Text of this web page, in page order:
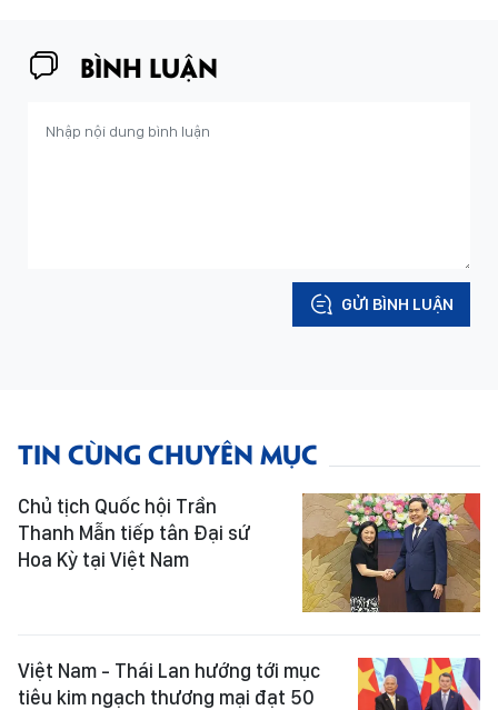
BÌNH LUẬN
GỬI BÌNH LUẬN
TIN CÙNG CHUYÊN MỤC
Chủ tịch Quốc hội Trần
Thanh Mẫn tiếp tân Đại sứ
Hoa Kỳ tại Việt Nam
Việt Nam - Thái Lan hướng tới mục
tiêu kim ngạch thương mại đạt 50